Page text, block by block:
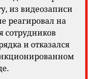
из видеозаписи
реагировал на
сотрудников
и отказался